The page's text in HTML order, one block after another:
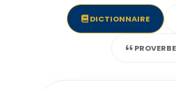
DICTIONNAIRE